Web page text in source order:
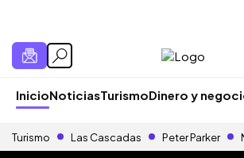
InicioNoticiasTurismoDinero y
Turismo Las Cascadas Peter Parker